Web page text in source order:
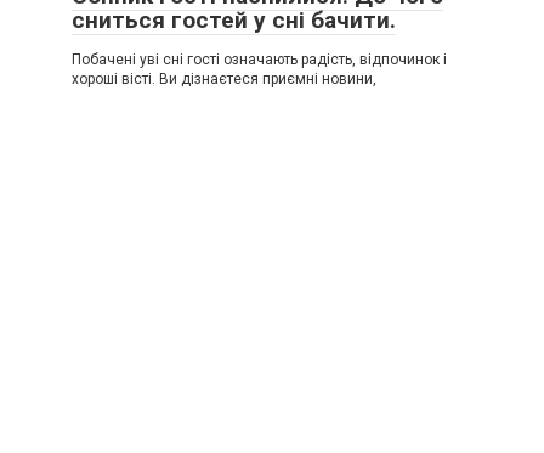
сниться гостей у сні бачити.
Побачені уві сні гості означають радість, відпочинок і
хороші вісті. Ви дізнаєтеся приємні новини,